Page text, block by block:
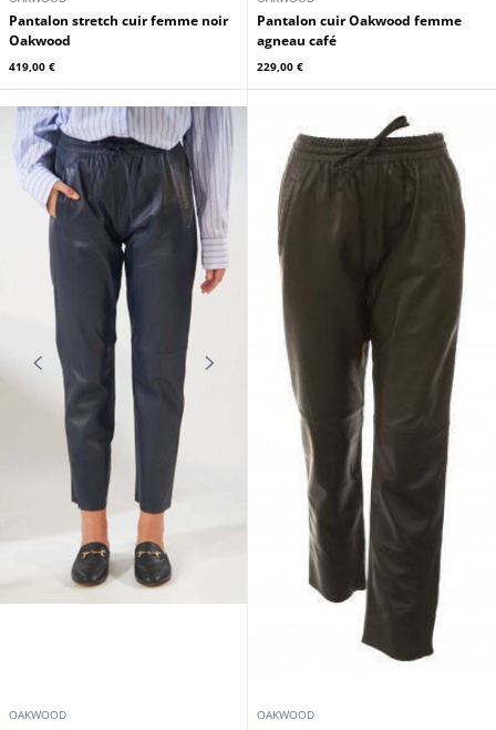
OAKWOOD
Oakwood
419,00 €
OAKWOOD
agneau café
229,00 €